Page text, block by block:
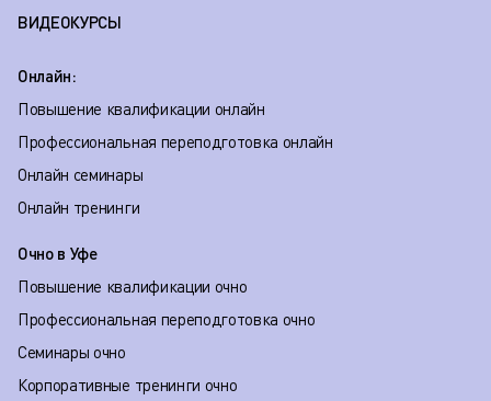
ВИДЕОКУРСЫ
Онлайн:
Повышение квалификации онлайн
Профессиональная переподготовка онлайн
Онлайн семинары
Онлайн тренинги
Очно в Уфе
Повышение квалификации очно
Профессиональная переподготовка очно
Семинары очно
Корпоративные тренинги очно